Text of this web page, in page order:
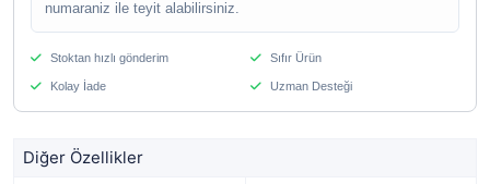
numaraniz ile teyit alabilirsiniz.
Stoktan hızlı gönderim Sıfır Ürün
Kolay İade Uzman Desteği
Diğer Özellikler